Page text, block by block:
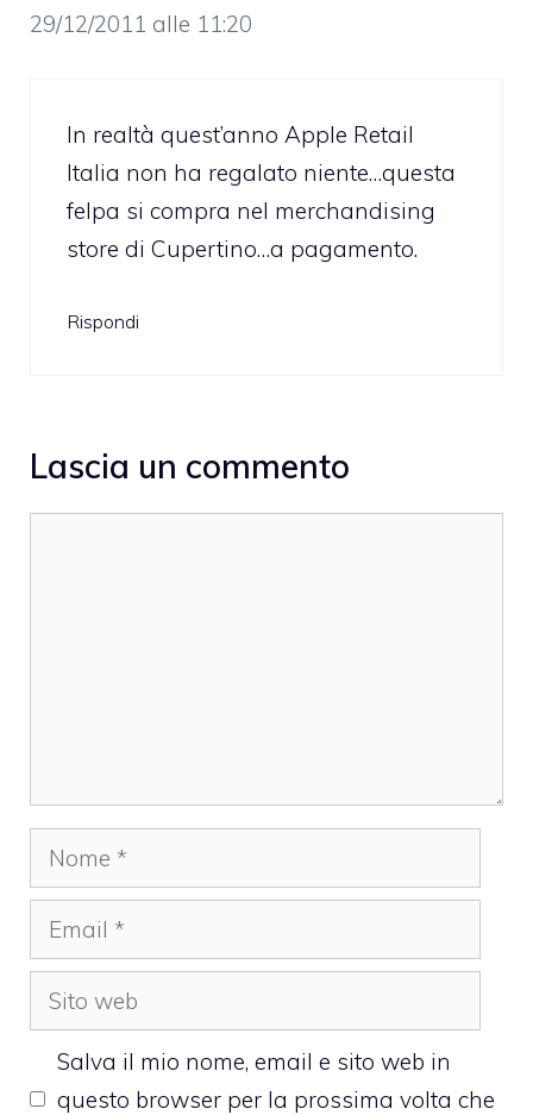
29/12/2011 alle 11:20
In realtà quest’anno Apple Retail
Italia non ha regalato niente…questa
felpa si compra nel merchandising
store di Cupertino…a pagamento.
Rispondi
Lascia un commento
Nome
Email
Sito
web
Salva il mio nome, email e sito web in
questo browser per la prossima volta che